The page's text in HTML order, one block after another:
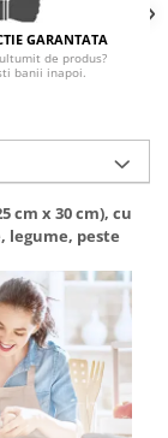
GARANTATA
de produs?
banii inapoi.
cm x 30 cm), cu
legume, peste